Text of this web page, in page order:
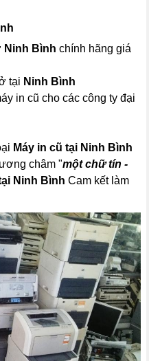
Ninh Bình chính hãng giá
tại Ninh Bình
in cũ cho các công ty đại
Máy in cũ tại Ninh Bình
châm "một chữ tín -
Ninh Bình Cam kết làm